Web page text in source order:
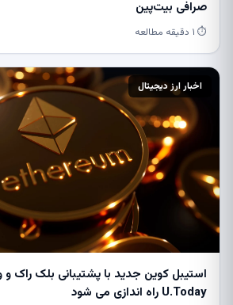
صرافی بیت‌پین
⏱ ۱ دقیقه مطالعه
اخبار ارز دیجیتال
استیبل کوین جدید با پشتیبانی بلک راک و
U.Today راه اندازی می شود